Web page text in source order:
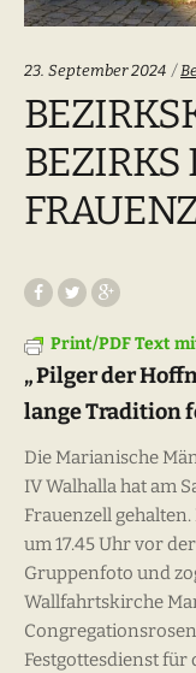
23. September 2024
BEZIRKS
Print/PDF Text
„ Pilger der
lange Tradition
Die Marianische
IV Walhalla hat am
Frauenzell
um 17.45 Uhr vor
Gruppenfoto und
Wallfahrtskirche
Festgottesdienst